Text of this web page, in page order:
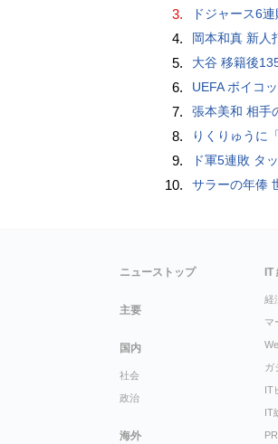
3. ドジャース6
4. 岡本和真 新人
5. 大谷 移籍後
6. UEFA ボイコ
7. 張本美和 相手
8. りくりゅうに
9. ド軍5連敗 タ
10. サラーの年俸
ニューストップ
主要
国内
社会
政治
海外
IT
経
マ
ガ
IT
IT
PR